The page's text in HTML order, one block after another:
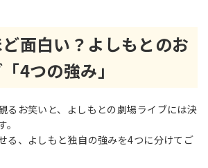
面白い？よしもとのお
4つの強み」
るお笑いと、よしもとの劇場ライブには決
る、よしもと独自の強みを4つに分けてご